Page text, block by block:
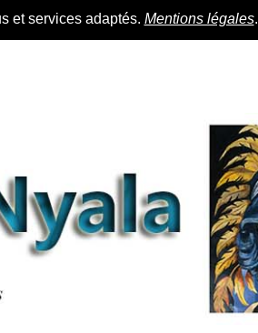
et services adaptés. Mentions légales.